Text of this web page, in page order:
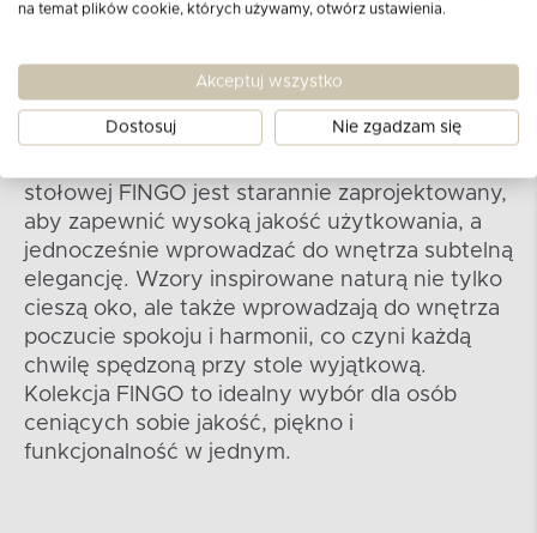
Kolekcja FINGO
Kolekcja ta łączy w sobie nowoczesne
rozwiązania z tradycyjną sztuką tworzenia
porcelany, oferując produkty, które są zarówno
stołowej FINGO jest starannie zaprojektowany,
aby zapewnić wysoką jakość użytkowania, a
jednocześnie wprowadzać do wnętrza subtelną
elegancję. Wzory inspirowane naturą nie tylko
cieszą oko, ale także wprowadzają do wnętrza
poczucie spokoju i harmonii, co czyni każdą
chwilę spędzoną przy stole wyjątkową.
Kolekcja FINGO to idealny wybór dla osób
ceniących sobie jakość, piękno i
funkcjonalność w jednym.
na temat plików cookie, których używamy, otwórz ustawienia.
Akceptuj wszystko
Dostosuj Nie zgadzam się